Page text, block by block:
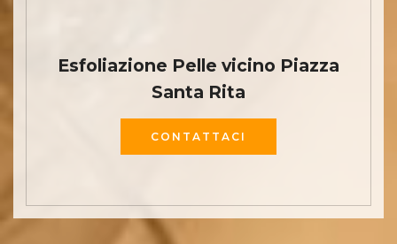
Esfoliazione Pelle vicino Piazza
Santa Rita
CONTATTACI